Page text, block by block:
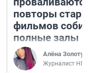
повторы
фильмов
полные залы
Алёна
Журналист НГС